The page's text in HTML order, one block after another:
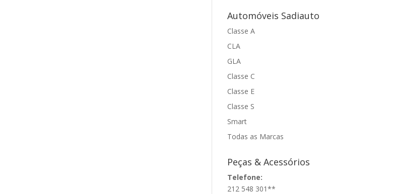
Automóveis Sadiauto
Classe A
CLA
GLA
Classe C
Classe E
Classe S
Smart
Todas as Marcas
Peças & Acessórios
Telefone:
212 548 301**